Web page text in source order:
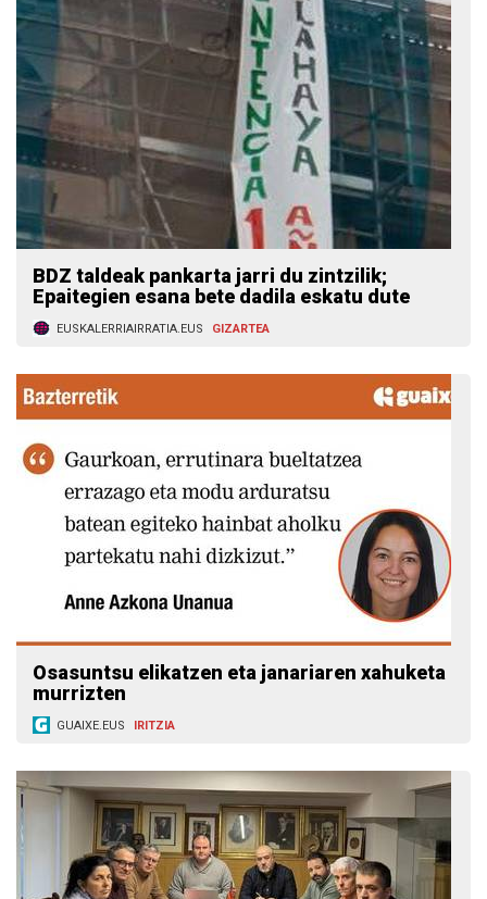
BDZ taldeak pankarta jarri du zintzilik;
Epaitegien esana bete dadila eskatu dute
EUSKALERRIAIRRATIA.EUS GIZARTEA
Osasuntsu elikatzen eta janariaren xahuketa
murrizten
GUAIXE.EUS IRITZIA